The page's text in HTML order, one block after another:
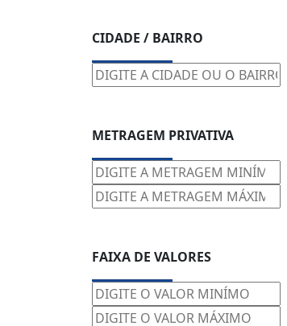
CIDADE / BAIRRO
METRAGEM PRIVATIVA
FAIXA DE VALORES